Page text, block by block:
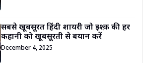
सबसे खूबसूरत हिंदी शायरी जो इश्क़ की हर
कहानी को खूबसूरती से बयान करें
December 4, 2025